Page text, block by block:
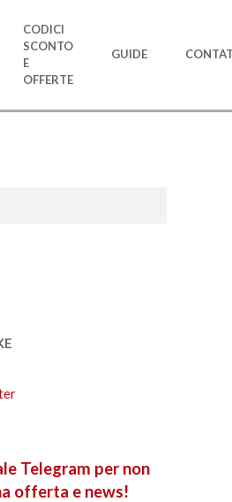
CODICI
SCONTO
E
OFFERTE
GUIDE
Telegram per non
offerta e news!